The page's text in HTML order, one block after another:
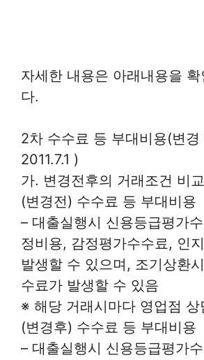
자세한 내용은 아래내용을
다.
2차 수수료 등 부대비용(변경
2011.7.1 )
가. 변경전후의 거래조건 비교
(변경전) 수수료 등 부대비용
– 대출실행시 신용등급평가
정비용, 감정평가수수료, 인
발생할 수 있으며, 조기상환
수료가 발생할 수 있음
※ 해당 거래시마다 영업점 상
(변경후) 수수료 등 부대비용
– 대출실행시 신용등급평가